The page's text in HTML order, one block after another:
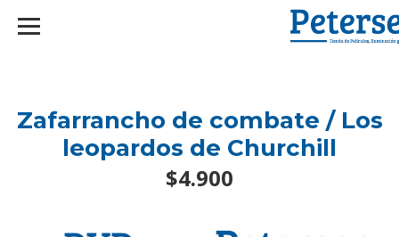
Zafarrancho de combate / Los
leopardos de Churchill
$4.900